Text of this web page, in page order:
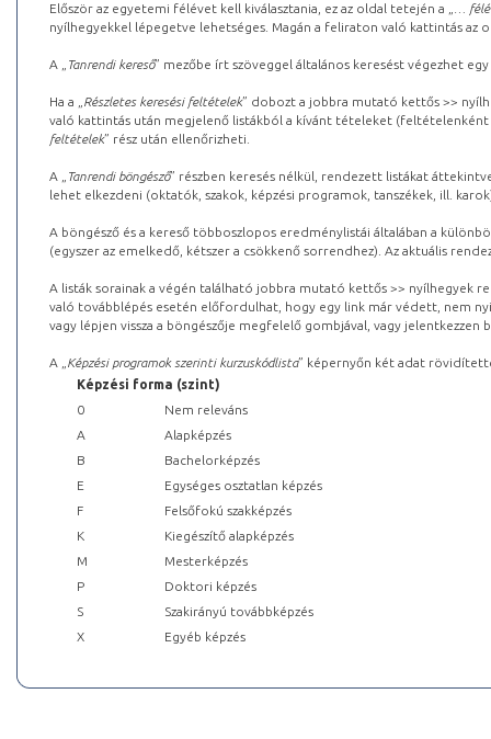
Először az egyetemi félévet kell kiválasztania, ez az oldal tetején a „
…
nyílhegyekkel lépegetve lehetséges. Magán a feliraton való kattintás az
A „ Tanrendi kereső” mezőbe írt szöveggel általános keresést végezhet
Ha a „ Részletes keresési feltételek” dobozt a jobbra mutató kettős >>
való kattintás után megjelenő listákból a kívánt tételeket (feltételenként
feltételek” rész után ellenőrizheti.
A „ Tanrendi böngésző” részben keresés nélkül, rendezett listákat
lehet elkezdeni (oktatók, szakok, képzési programok, tanszékek, ill.
A böngésző és a kereső többoszlopos eredménylistái általában a
(egyszer az emelkedő, kétszer a csökkenő sorrendhez). Az aktuális
A listák sorainak a végén található jobbra mutató kettős >> nyílhegyek
való továbblépés esetén előfordulhat, hogy egy link már védett, nem
vagy lépjen vissza a böngészője megfelelő gombjával, vagy
A „ Képzési programok szerinti kurzuskódlista” képernyőn két adat
Képzési forma (szint)
0
Nem releváns
A
Alapképzés
B
Bachelorképzés
E
Egységes osztatlan képzés
F
Felsőfokú szakképzés
K
Kiegészítő alapképzés
M
Mesterképzés
P
Doktori képzés
S
Szakirányú továbbképzés
X
Egyéb képzés